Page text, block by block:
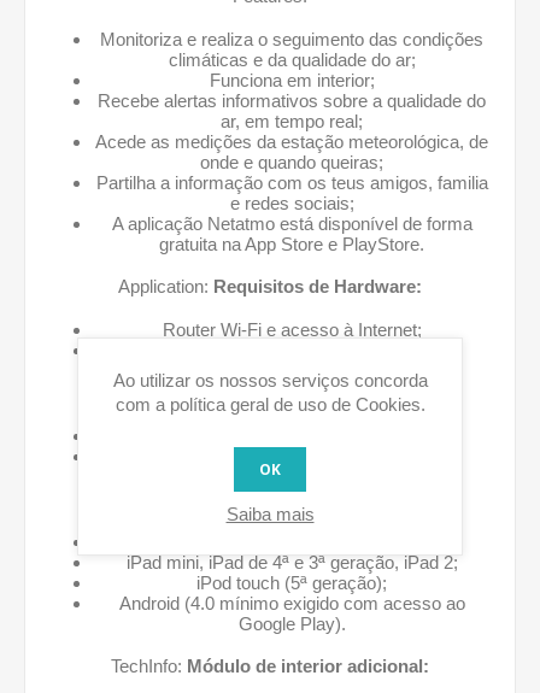
Monitoriza e realiza o seguimento das condições
climáticas e da qualidade do ar;
Funciona em interior;
Recebe alertas informativos sobre a qualidade do
ar, em tempo real;
Acede as medições da estação meteorológica, de
onde e quando queiras;
Partilha a informação com os teus amigos, familia
e redes sociais;
A aplicação Netatmo está disponível de forma
gratuita na App Store e PlayStore.
Application: Requisitos de Hardware:
Router Wi-Fi e acesso à Internet;
Outras funções:
Acessível a partir de vários dispositivos:
iPad mini, iPad de 4ª e 3ª geração, iPad 2;
iPod touch (5ª geração);
Android (4.0 mínimo exigido com acesso ao
Google Play).
TechInfo: Módulo de interior adicional:
Ao utilizar os nossos serviços concorda
com a política geral de uso de Cookies.
OK
Saiba mais